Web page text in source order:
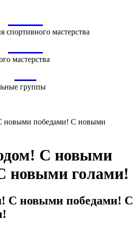
спортивного мастерства
мастерства
группы
победами! С новыми
С новыми
новыми голами!
С новыми победами! С